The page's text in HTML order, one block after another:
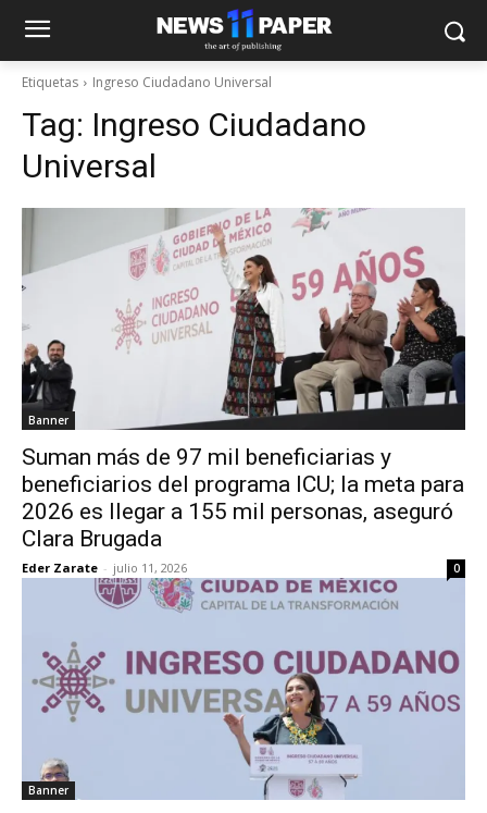
Etiquetas Ingreso Ciudadano Universal
Tag: Ingreso Ciudadano
Universal
Banner
Suman más de 97 mil beneficiarias y
beneficiarios del programa ICU; la meta para
2026 es llegar a 155 mil personas, aseguró
Clara Brugada
Eder Zarate - julio 11, 2026 0
Banner